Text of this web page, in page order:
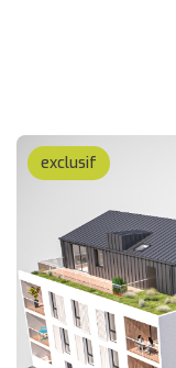
exclusif